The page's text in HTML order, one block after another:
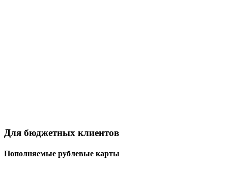
Для бюджетных клиентов
Пополняемые рублевые карты